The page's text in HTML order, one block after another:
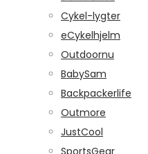
Cykel-lygter
eCykelhjelm
Outdoornu
BabySam
Backpackerlife
Outmore
JustCool
SportsGear